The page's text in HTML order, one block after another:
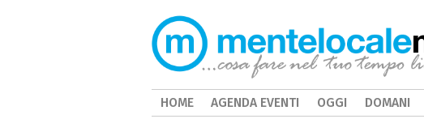
HOME AGENDA EVENTI OGGI DOMANI